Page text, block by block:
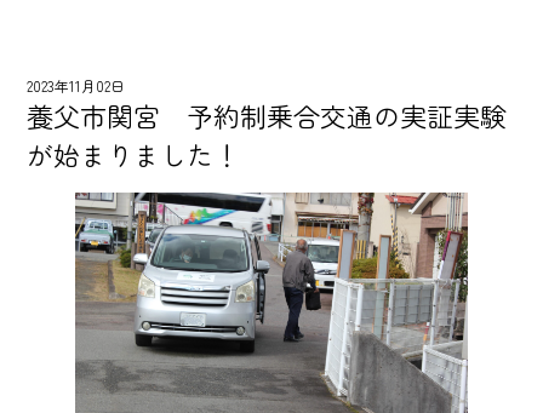
2023年11月02日
養父市関宮 予約制乗合交通の実証実験
が始まりました！